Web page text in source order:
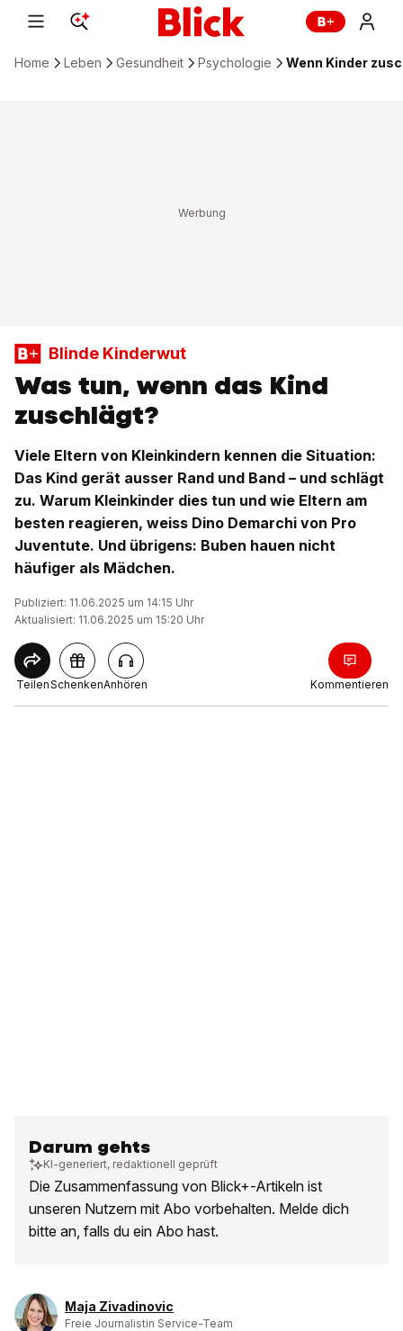
Home Leben Gesundheit Psychologie Wenn Kinder
Blinde Kinderwut
Was tun, wenn das Kind
zuschlägt?
Viele Eltern von Kleinkindern kennen die Situation:
Das Kind gerät ausser Rand und Band – und schlägt
zu. Warum Kleinkinder dies tun und wie Eltern am
besten reagieren, weiss Dino Demarchi von Pro
Juventute. Und übrigens: Buben hauen nicht
häufiger als Mädchen.
Publiziert: 11.06.2025 um 14:15 Uhr
Aktualisiert: 11.06.2025 um 15:20 Uhr
TeilenSchenkenAnhören Kommentieren
Darum gehts
KI-generiert, redaktionell geprüft
Die Zusammenfassung von Blick+-Artikeln ist
unseren Nutzern mit Abo vorbehalten. Melde dich
bitte an, falls du ein Abo hast.
Maja Zivadinovic
Freie Journalistin Service-Team